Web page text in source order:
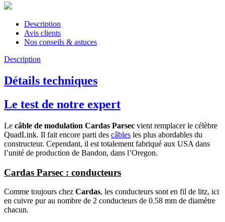
Description
Avis clients
Nos conseils & astuces
Description
Détails techniques
Le test de notre expert
Le câble de modulation Cardas Parsec vient remplacer le célèbre
QuadLink. Il fait encore parti des câbles les plus abordables du
constructeur. Cependant, il est totalement fabriqué aux USA dans
l’unité de production de Bandon, dans l’Oregon.
Cardas Parsec : conducteurs
Comme toujours chez Cardas, les conducteurs sont en fil de litz, ici
en cuivre pur au nombre de 2 conducteurs de 0.58 mm de diamètre
chacun.